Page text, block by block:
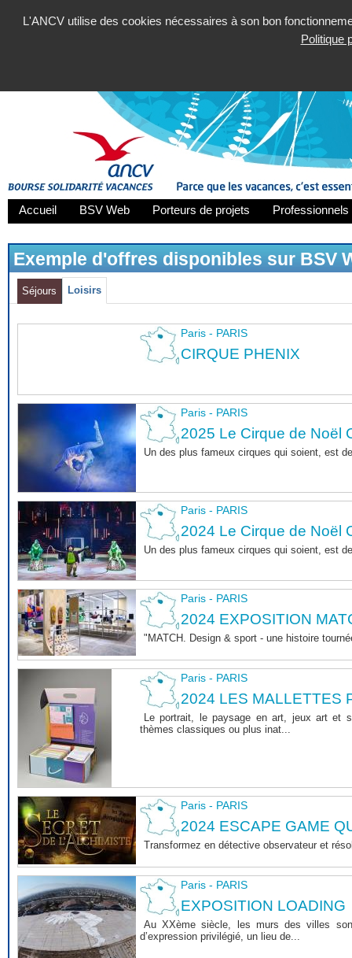
L'ANCV utilise des cookies nécessaires à son bon
Politique
Accueil BSV Web Porteurs de projets
Exemple d'offres disponibles sur BSV
Séjours Loisirs
Paris - PARIS
CIRQUE PHENIX
Paris - PARIS
2025 Le Cirque de Noël
Un des plus fameux cirques qui soient, est
Paris - PARIS
2024 Le Cirque de Noël
Un des plus fameux cirques qui soient, est
Paris - PARIS
2024 EXPOSITION
"MATCH. Design & sport - une histoire
Paris - PARIS
2024 LES MALLETTES
Le portrait, le paysage en art, jeux art et
thèmes classiques ou plus inat...
Paris - PARIS
2024 ESCAPE GAME
Transformez en détective observateur et
Paris - PARIS
EXPOSITION LOADING
Au XXème siècle, les murs des villes
d’expression privilégié, un lieu de...